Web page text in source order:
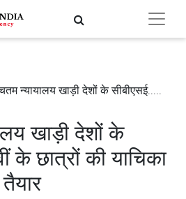
न्यायालय खाड़ी देशों के सीबीएसई.....
खाड़ी देशों के
के छात्रों की याचिका